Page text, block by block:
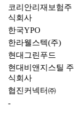
코리안리재보험주
식회사
한국YPO
한라웰스텍(주)
현대그린푸드
현대비앤지스틸 주
식회사
협진커넥터㈜
-